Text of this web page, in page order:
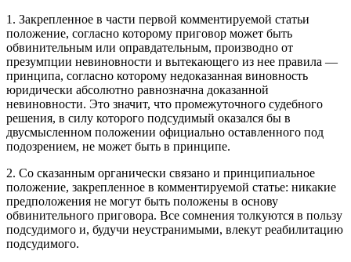
1. Закрепленное в части первой комментируемой статьи
положение, согласно которому приговор может быть
обвинительным или оправдательным, производно от
презумпции невиновности и вытекающего из нее правила —
принципа, согласно которому недоказанная виновность
юридически абсолютно равнозначна доказанной
невиновности. Это значит, что промежуточного судебного
решения, в силу которого подсудимый оказался бы в
двусмысленном положении официально оставленного под
подозрением, не может быть в принципе.
2. Со сказанным органически связано и принципиальное
положение, закрепленное в комментируемой статье: никакие
предположения не могут быть положены в основу
обвинительного приговора. Все сомнения толкуются в пользу
подсудимого и, будучи неустранимыми, влекут реабилитацию
подсудимого.